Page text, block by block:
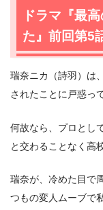
【ネタバレ
に■された』第
2.12周目を生
菜）
2.3目を見て
2.51周目と
まとめ
ドラマ『最
た』前回第5
瑞奈ニカ（詩羽）は
されたことに戸惑っ
何故なら、プロとし
と交わることなく高
瑞奈が、冷めた目で
つもの変人ムーブで